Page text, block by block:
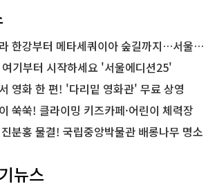
강부터 메타세쿼이아 숲길까지…서울둘레길 15코스
기부터 시작하세요 '서울에디션25'
영화 한 편! '다리밑 영화관' 무료 상영
쑥쑥! 클라이밍 키즈카페·어린이 체력장
분홍 물결! 국립중앙박물관 배롱나무 명소
뉴스